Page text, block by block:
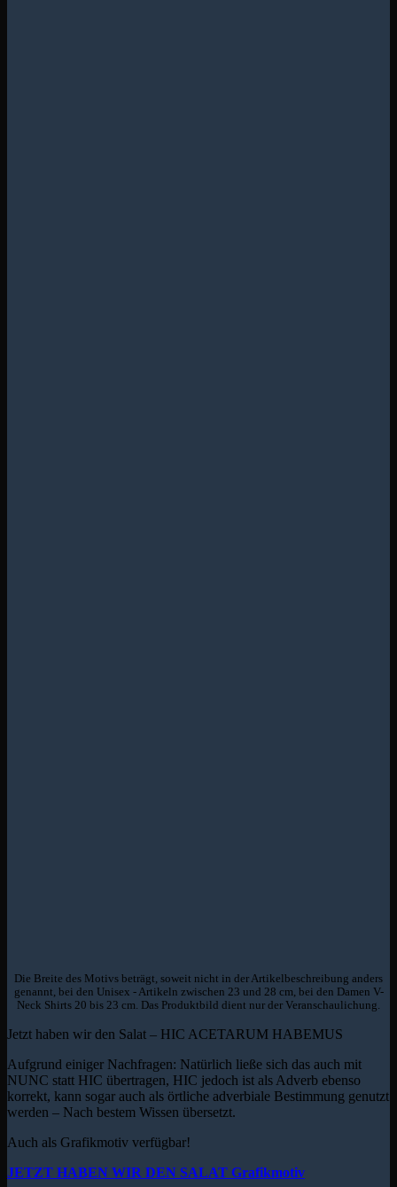
Die Breite des Motivs beträgt, soweit nicht in der Artikelbeschreibung anders
genannt, bei den Unisex - Artikeln zwischen 23 und 28 cm, bei den Damen V-
Neck Shirts 20 bis 23 cm. Das Produktbild dient nur der Veranschaulichung.
Jetzt haben wir den Salat – HIC ACETARUM HABEMUS
Aufgrund einiger Nachfragen: Natürlich ließe sich das auch mit
NUNC statt HIC übertragen, HIC jedoch ist als Adverb ebenso
korrekt, kann sogar auch als örtliche adverbiale Bestimmung genutzt
werden – Nach bestem Wissen übersetzt.
Auch als Grafikmotiv verfügbar!
JETZT HABEN WIR DEN SALAT Grafikmotiv